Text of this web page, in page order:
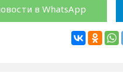
в WhatsApp